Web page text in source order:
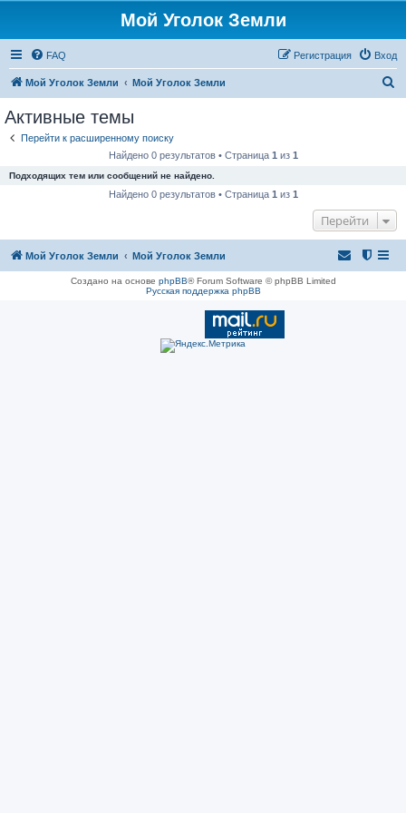
Мой Уголок Земли
FAQ Вход
Регистрация
Мой Уголок Земли Мой Уголок Земли
Активные темы
Перейти к расширенному поиску
Найдено 0 результатов • Страница 1 из 1
Подходящих тем или сообщений не найдено.
Найдено 0 результатов • Страница 1 из 1
Перейти
Мой Уголок Земли Мой Уголок Земли
Создано на основе phpBB® Forum Software © phpBB Limited
Русская поддержка phpBB